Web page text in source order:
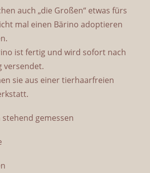
auch „die Großen“ etwas fürs
mal einen Bärino adoptieren
ist fertig und wird sofort nach
versendet.
sie aus einer tierhaarfreien
stehend gemessen